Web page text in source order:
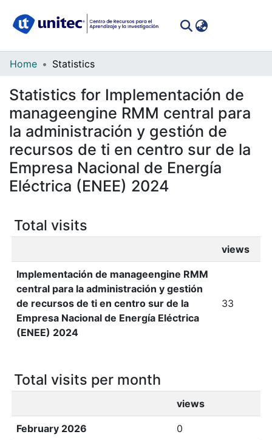
Communities
Collections
All of DSpace
Home Statistics
Statistics for Implementación de
manageengine RMM central para
la administración y gestión de
recursos de ti en centro sur de la
Empresa Nacional de Energía
Eléctrica (ENEE) 2024
Total visits
views
Implementación de manageengine RMM
central para la administración y gestión
de recursos de ti en centro sur de la
Empresa Nacional de Energía Eléctrica
(ENEE) 2024
33
Total visits per month
views
February 2026 0